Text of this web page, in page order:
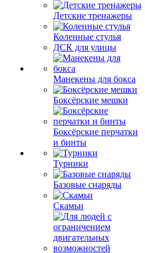
Детские тренажеры
Коленные стулья
ДСК для улицы
Манекены для бокса
Боксёрские мешки
Боксёрские перчатки
и бинты
Турники
Базовые снаряды
Скамьи